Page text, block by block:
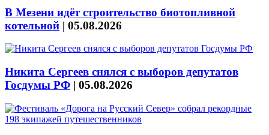
В Мезени идёт строительство биотопливной
котельной | 05.08.2026
Никита Сергеев снялся с выборов депутатов
Госдумы РФ | 05.08.2026